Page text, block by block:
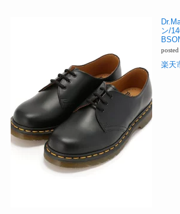
ン/
楽天